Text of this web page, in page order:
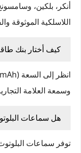
أنكر، بلكين،
اللاسلكية الموثوقة
كيف أختار بنك
وسمعة العلامة
هل سماعات
توفر سماعات